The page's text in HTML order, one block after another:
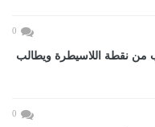
0
نقطة اللاسيطرة ويطالب
0